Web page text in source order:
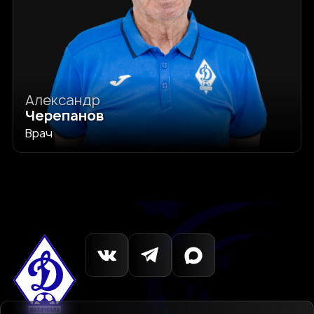
Александр
Черепанов
Врач